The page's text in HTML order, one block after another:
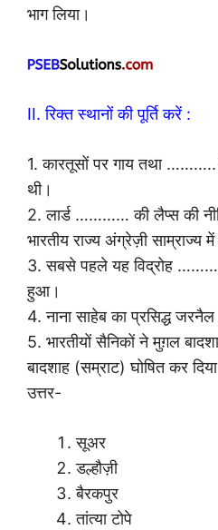
भाग लिया।
II. रिक्त स्थानों की पूर्ति करें :
1. कारतूसों पर गाय तथा ………..
थी।
2. लार्ड ………… की लैप्स की
भारतीय राज्य अंग्रेज़ी साम्राज्य
3. सबसे पहले यह विद्रोह
हुआ।
4. नाना साहेब का प्रसिद्ध
5. भारतीयों सैनिकों ने मुग़ल
बादशाह (सम्राट) घोषित कर
उत्तर-
सूअर
डल्हौज़ी
बैरकपुर
तांत्या टोपे